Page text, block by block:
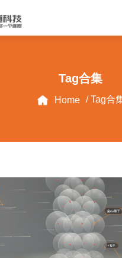
Tag合集
Home / Tag合